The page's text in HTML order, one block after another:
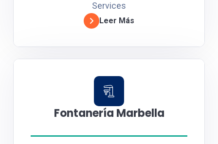
Services
Leer Más
Fontanería Marbella